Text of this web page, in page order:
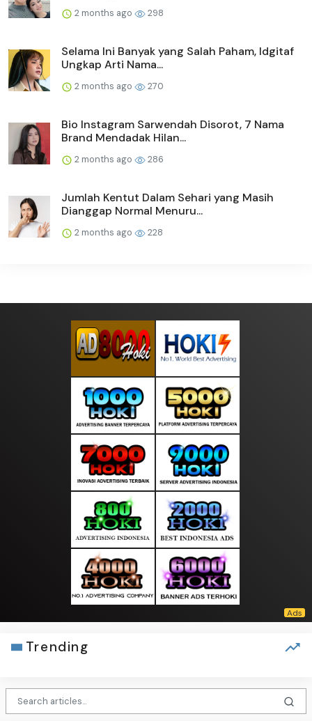
2 months ago 298
Selama Ini Banyak yang Salah Paham, Idgitaf
Ungkap Arti Nama...
2 months ago 270
Bio Instagram Sarwendah Disorot, 7 Nama
Brand Mendadak Hilan...
2 months ago 286
Jumlah Kentut Dalam Sehari yang Masih
Dianggap Normal Menuru...
2 months ago 228
Trending